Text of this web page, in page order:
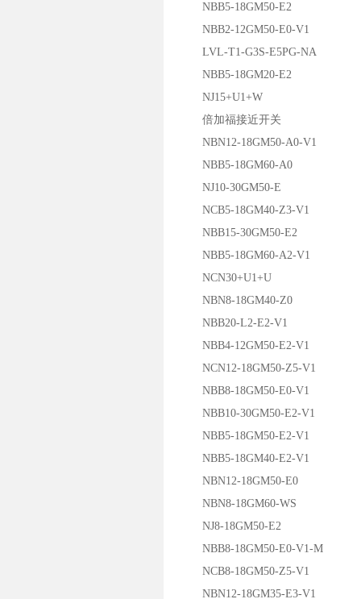
NBB5-18GM50-E2
NBB2-12GM50-E0-V1
LVL-T1-G3S-E5PG-NA
NBB5-18GM20-E2
NJ15+U1+W
倍加福接近开关
NBN12-18GM50-A0-V1
NBB5-18GM60-A0
NJ10-30GM50-E
NCB5-18GM40-Z3-V1
NBB15-30GM50-E2
NBB5-18GM60-A2-V1
NCN30+U1+U
NBN8-18GM40-Z0
NBB20-L2-E2-V1
NBB4-12GM50-E2-V1
NCN12-18GM50-Z5-V1
NBB8-18GM50-E0-V1
NBB10-30GM50-E2-V1
NBB5-18GM50-E2-V1
NBB5-18GM40-E2-V1
NBN12-18GM50-E0
NBN8-18GM60-WS
NJ8-18GM50-E2
NBB8-18GM50-E0-V1-M
NCB8-18GM50-Z5-V1
NBN12-18GM35-E3-V1